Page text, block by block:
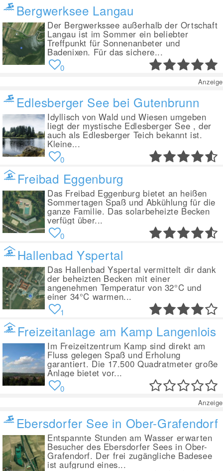
Bergwerksee Langau
Der Bergwerkssee außerhalb der Ortschaft
Langau ist im Sommer ein beliebter
Treffpunkt für Sonnenanbeter und
Badenixen. Für das sichere...
0
Anzeige
Edlesberger See bei Gutenbrunn
Idyllisch von Wald und Wiesen umgeben
liegt der mystische Edlesberger See , der
auch als Edlesberger Teich bekannt ist.
Kleine...
0
Freibad Eggenburg
Das Freibad Eggenburg bietet an heißen
Sommertagen Spaß und Abkühlung für die
ganze Familie. Das solarbeheizte Becken
verfügt über...
0
Hallenbad Yspertal
Das Hallenbad Yspertal vermittelt dir dank
der beheizten Becken mit einer
angenehmen Temperatur von 32°C und
einer 34°C warmen...
1
Freizeitanlage am Kamp Langenlois
Im Freizeitzentrum Kamp sind direkt am
Fluss gelegen Spaß und Erholung
garantiert. Die 17.500 Quadratmeter große
Anlage bietet vor...
0
Anzeige
Ebersdorfer See in Ober-Grafendorf
Entspannte Stunden am Wasser erwarten
Besucher des Ebersdorfer Sees in Ober-
Grafendorf. Der frei zugängliche Badesee
ist aufgrund eines...